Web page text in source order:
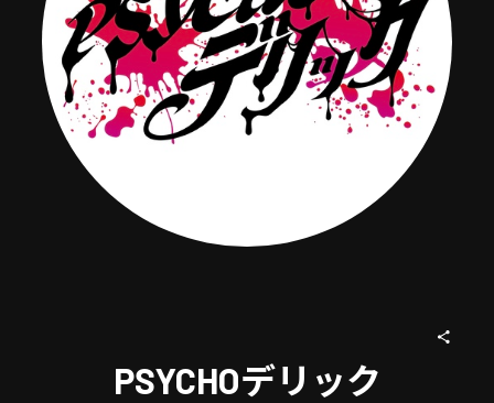
PSYCHOデリック